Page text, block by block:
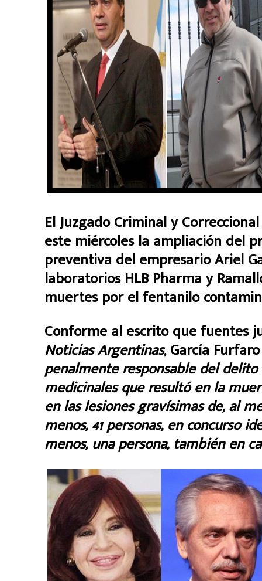
El Juzgado Criminal y
este miércoles la ampliación del
preventiva del empresario Ariel
laboratorios HLB Pharma y
muertes por el fentanilo
Conforme al escrito que fuentes
Noticias Argentinas, García
penalmente responsable del delito
medicinales que resultó en la
en las lesiones gravísimas de, al
menos, 41 personas, en concurso
menos, una persona, también en